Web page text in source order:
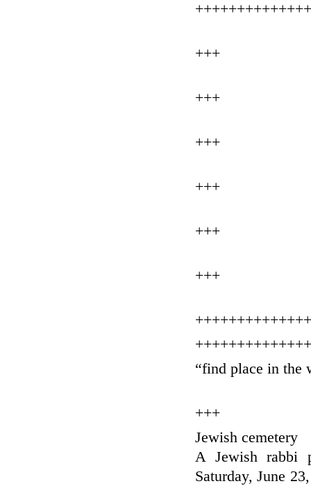
+++
+++
+++
+++
+++
+++
“find place in the
+++
Jewish cemetery
A Jewish rabbi
Saturday, June